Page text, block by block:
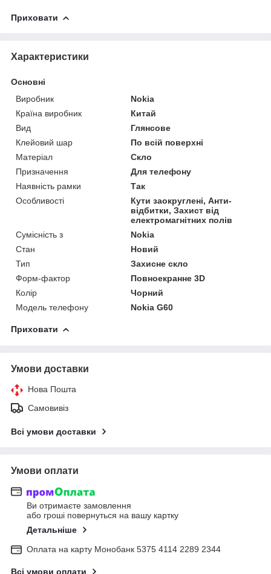
Приховати
Характеристики
Основні
Виробник
Nokia
Країна виробник
Китай
Вид
Глянсове
Клейовий шар
По всій поверхні
Матеріал
Скло
Призначення
Для телефону
Наявність рамки
Так
Особливості
Кути заокруглені, Анти-
відбитки, Захист від
електромагнітних полів
Сумісність з
Nokia
Стан
Новий
Тип
Захисне скло
Форм-фактор
Повноекранне 3D
Колір
Чорний
Модель телефону
Nokia G60
Приховати
Умови доставки
Нова Пошта
Самовивіз
Всі умови доставки
Умови оплати
Ви отримаєте замовлення
або гроші повернуться на вашу картку
Детальніше
Оплата на карту Монобанк 5375 4114 2289 2344
Всі умови оплати